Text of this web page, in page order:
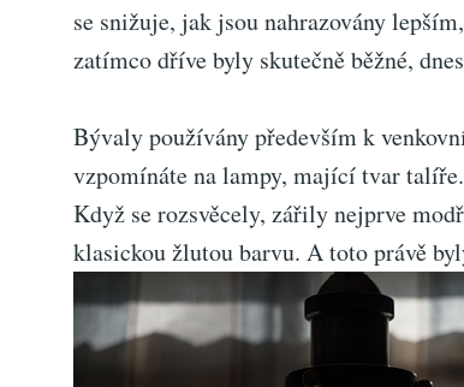
se snižuje, jak jsou nahrazovány
zatímco dříve byly skutečně běžné,
Bývaly používány především k
vzpomínáte na lampy, mající tvar
Když se rozsvěcely, zářily nejprve
klasickou žlutou barvu. A toto právě